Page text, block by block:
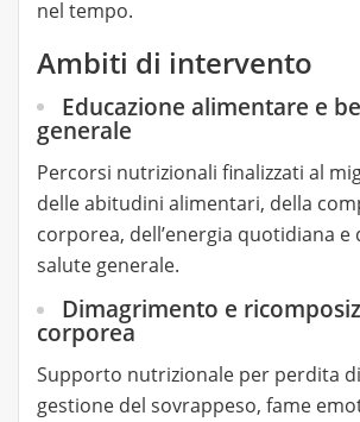
nel tempo.
Ambiti di intervento
Educazione alimentare e
generale
Percorsi nutrizionali finalizzati al
delle abitudini alimentari, della
corporea, dell’energia quotidiana e
salute generale.
Dimagrimento e
corporea
Supporto nutrizionale per perdita
gestione del sovrappeso, fame